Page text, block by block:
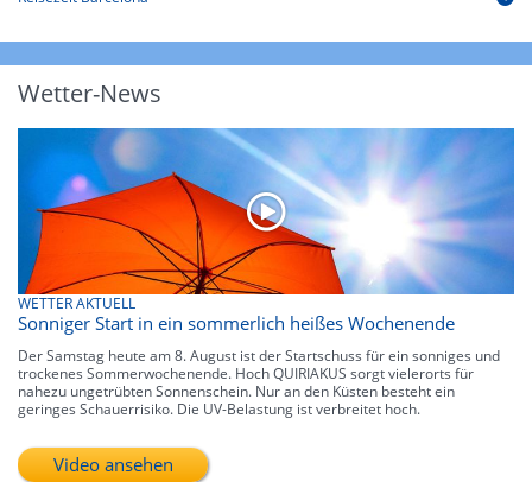
Wetter-News
WETTER AKTUELL
Sonniger Start in ein sommerlich heißes Wochenende
Der Samstag heute am 8. August ist der Startschuss für ein sonniges und
trockenes Sommerwochenende. Hoch QUIRIAKUS sorgt vielerorts für
nahezu ungetrübten Sonnenschein. Nur an den Küsten besteht ein
geringes Schauerrisiko. Die UV-Belastung ist verbreitet hoch.
Video ansehen